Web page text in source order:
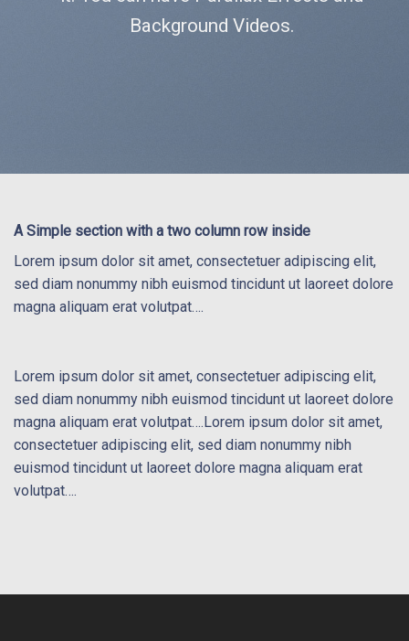
Background Videos.
A Simple section with a two column row inside
Lorem ipsum dolor sit amet, consectetuer adipiscing elit,
sed diam nonummy nibh euismod tincidunt ut laoreet dolore
magna aliquam erat volutpat….
Lorem ipsum dolor sit amet, consectetuer adipiscing elit,
sed diam nonummy nibh euismod tincidunt ut laoreet dolore
magna aliquam erat volutpat….Lorem ipsum dolor sit amet,
consectetuer adipiscing elit, sed diam nonummy nibh
euismod tincidunt ut laoreet dolore magna aliquam erat
volutpat….